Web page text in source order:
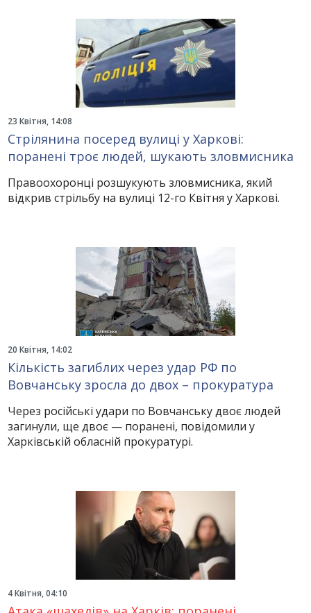
23 Квітня, 14:08
Стрілянина посеред вулиці у Харкові:
поранені троє людей, шукають зловмисника
Правоохоронці розшукують зловмисника, який
відкрив стрільбу на вулиці 12-го Квітня у Харкові.
20 Квітня, 14:02
Кількість загиблих через удар РФ по
Вовчанську зросла до двох – прокуратура
Через російські удари по Вовчанську двоє людей
загинули, ще двоє — поранені, повідомили у
Харківській обласній прокуратурі.
4 Квітня, 04:10